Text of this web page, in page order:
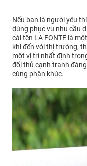
Nếu bạn là người yêu
dùng phục vụ nhu cầu
cái tên LA FONTE là
khi đến với thị trường,
một vị trí nhất định
đối thủ cạnh tranh
cùng phân khúc.